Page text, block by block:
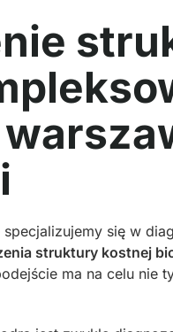
się w
struktury kostnej
ma na celu nie